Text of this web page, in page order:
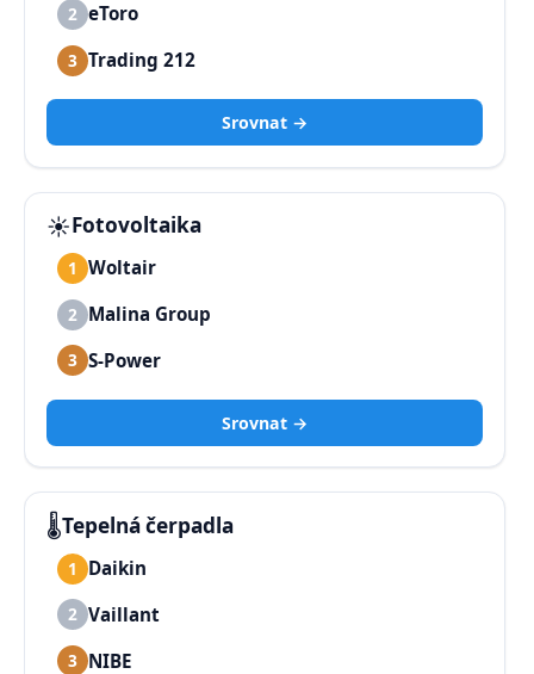
2 eToro
3 Trading 212
Srovnat →
☀️Fotovoltaika
1 Woltair
2 Malina Group
3 S-Power
Srovnat →
🌡️Tepelná čerpadla
1 Daikin
2 Vaillant
3 NIBE